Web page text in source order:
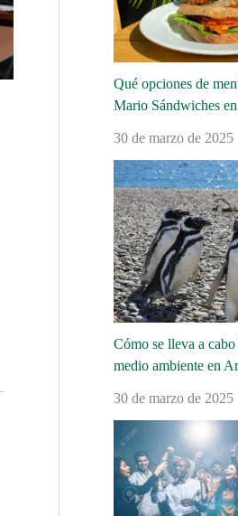
Qué opciones de
Mario Sándwiches
30 de marzo de 2025
Cómo se lleva a
medio ambiente en
30 de marzo de 2025